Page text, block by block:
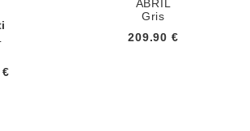
ABRIL
Gris
209.90 €